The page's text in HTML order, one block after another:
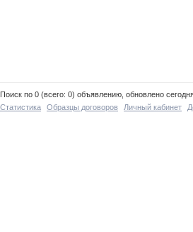
Поиск по 0 (всего: 0) объявлению, обновлено
Статистика
Образцы договоров Личный кабинет